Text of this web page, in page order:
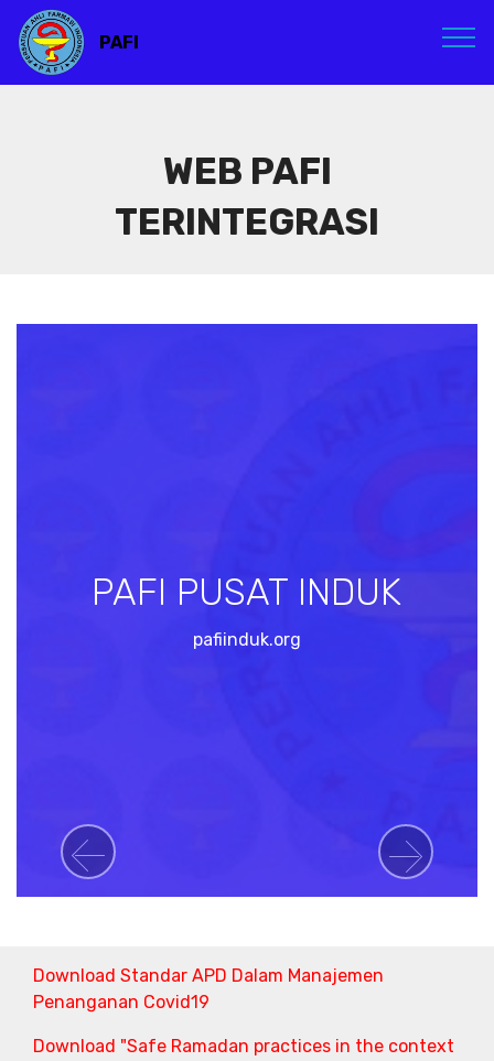
PAFI
WEB PAFI
TERINTEGRASI
PAFI PUSAT INDUK
pafiinduk.org
Previous Next
Download Standar APD Dalam Manajemen
Penanganan Covid19
Download "Safe Ramadan practices in the context